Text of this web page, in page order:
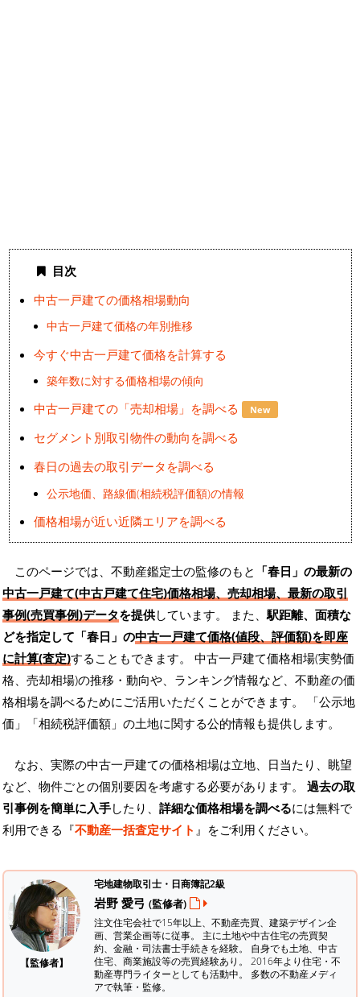
目次
中古一戸建ての価格相場動向
中古一戸建て価格の年別推移
今すぐ中古一戸建て価格を計算する
築年数に対する価格相場の傾向
中古一戸建ての「売却相場」を調べる New
セグメント別取引物件の動向を調べる
春日の過去の取引データを調べる
公示地価、路線価(相続税評価額)の情報
価格相場が近い近隣エリアを調べる
このページでは、不動産鑑定士の監修のもと 「春日」の最新の
中古一戸建て(中古戸建て住宅)価格相場、売却相場、最新の取引
事例(売買事例)データを提供しています。 また、駅距離、面積な
どを指定して「春日」の中古一戸建て価格(値段、評価額)を即座
に計算(査定)することもできます。 中古一戸建て価格相場(実勢価
格、売却相場)の推移・動向や、ランキング情報など、不動産の価
格相場を調べるためにご活用いただくことができます。
「公示地
価」「相続税評価額」の土地に関する公的情報も提供します。
なお、実際の中古一戸建ての価格相場は立地、日当たり、眺望
など、物件ごとの個別要因を考慮する必要があります。 過去の取
引事例を簡単に入手したり、 詳細な価格相場を調べるには無料で
利用できる『不動産一括査定サイト 』をご利用ください。
【監修者】
宅地建物取引士・日商簿記2級
岩野 愛弓 (監修者)
注文住宅会社で15年以上、不動産売買、建築デザイン企
画、営業企画等に従事。 主に土地や中古住宅の売買契
約、金融・司法書士手続きを経験。 自身でも土地、中古
住宅、商業施設等の売買経験あり。 2016年より住宅・不
動産専門ライターとしても活動中。 多数の不動産メディ
アで執筆・監修。